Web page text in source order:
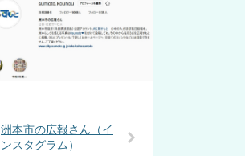
洲本市の広報さん（イ
ンスタグラム）